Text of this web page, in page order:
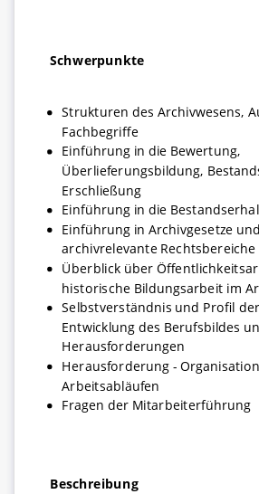
Schwerpunkte
Strukturen des Archivwesens,
Fachbegriffe
Einführung in die Bewertung,
Überlieferungsbildung,
Erschließung
Einführung in die
Einführung in Archivgesetze und
archivrelevante Rechtsbereiche
Überblick über
historische Bildungsarbeit im
Selbstverständnis und Profil
Entwicklung des Berufsbildes
Herausforderungen
Herausforderung -
Arbeitsabläufen
Fragen der Mitarbeiterführung
Beschreibung